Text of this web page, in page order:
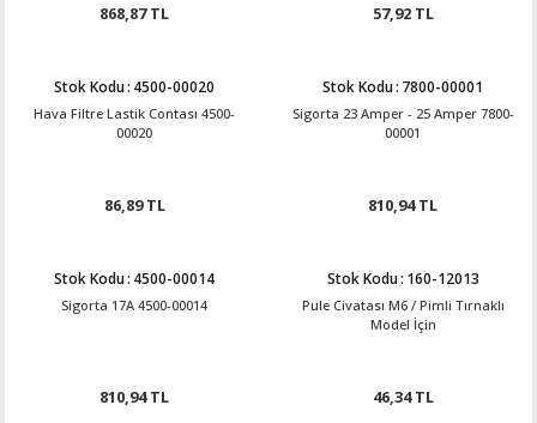
868,87 TL 57,92 TL
Stok Kodu: 4500-00020
Hava Filtre Lastik Contası 4500-
00020
86,89 TL
Stok Kodu: 7800-00001
Sigorta 23 Amper - 25 Amper 7800-
00001
810,94 TL
Stok Kodu: 4500-00014
Sigorta 17A 4500-00014
810,94 TL
Stok Kodu: 160-12013
Pule Civatası M6 / Pimli Tırnaklı
Model İçin
46,34 TL